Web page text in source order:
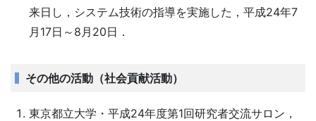
来日し，システム技術の指導を実施した，平成24年7
月17日～8月20日．
その他の活動（社会貢献活動）
東京都立大学・平成24年度第1回研究者交流サロン，